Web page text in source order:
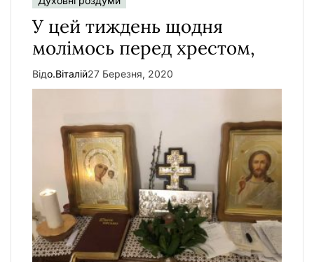
У цей тиждень щодня
молімось перед хрестом,
Відо.Віталій27 Березня, 2020